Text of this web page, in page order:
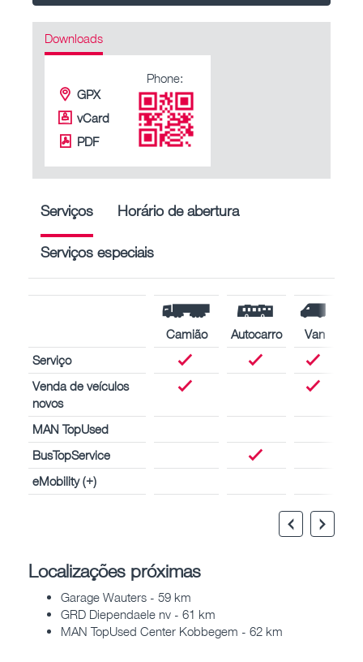
Downloads
GPX
vCard
PDF
Phone:
Serviços Horário de abertura
Serviços especiais
Camião Autocarro
Van
Serviço
Venda de veículos
novos
MAN TopUsed
BusTopService
eMobility (+)
Localizações próximas
Garage Wauters - 59 km
GRD Diependaele nv - 61 km
MAN TopUsed Center Kobbegem - 62 km